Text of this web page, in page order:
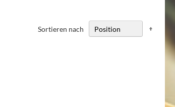
Sortieren nach